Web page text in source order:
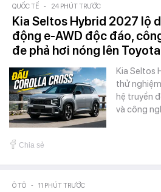
QUỐC TẾ - 24 PHÚT TRƯỚC
Kia Seltos Hybrid 2027 lộ
động e-AWD độc đáo,
đe phả hơi nóng lên
Kia Seltos
thử
hệ truyền
và công
Chia sẻ
Ô TÔ - 11 PHÚT TRƯỚC